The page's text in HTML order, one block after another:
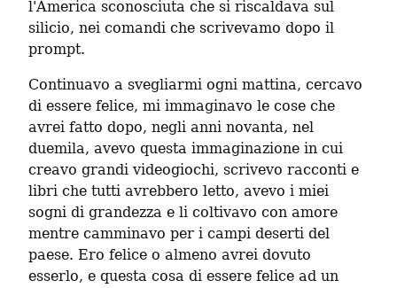
l'America sconosciuta che si riscaldava sul
silicio, nei comandi che scrivevamo dopo il
prompt.
Continuavo a svegliarmi ogni mattina, cercavo
di essere felice, mi immaginavo le cose che
avrei fatto dopo, negli anni novanta, nel
duemila, avevo questa immaginazione in cui
creavo grandi videogiochi, scrivevo racconti e
libri che tutti avrebbero letto, avevo i miei
sogni di grandezza e li coltivavo con amore
mentre camminavo per i campi deserti del
paese. Ero felice o almeno avrei dovuto
esserlo, e questa cosa di essere felice ad un